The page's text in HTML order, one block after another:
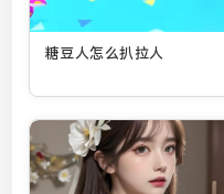
糖豆人怎么扒拉人